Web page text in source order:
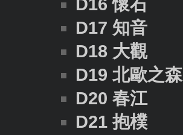
D16 懷石
D17 知音
D18 大觀
D19 北歐之森
D20 春江
D21 抱樸